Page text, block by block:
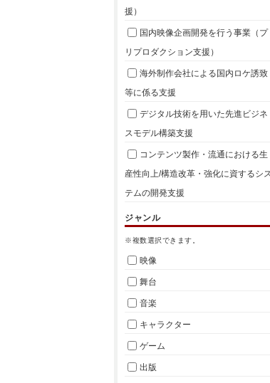
援）
国内映像企画開発を行う事業（プ
リプロダクション支援）
海外制作会社による国内ロケ誘致
等に係る支援
デジタル技術を用いた先進ビジネ
スモデル構築支援
コンテンツ製作・流通における生
産性向上/構造改革・強化に資するシ
テムの開発支援
ジャンル
※複数選択できます。
映像
舞台
音楽
キャラクター
ゲーム
出版